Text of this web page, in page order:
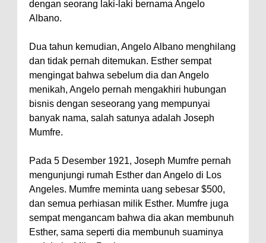
dengan seorang laki-laki bernama Angelo
Albano.
Dua tahun kemudian, Angelo Albano menghilang
dan tidak pernah ditemukan. Esther sempat
mengingat bahwa sebelum dia dan Angelo
menikah, Angelo pernah mengakhiri hubungan
bisnis dengan seseorang yang mempunyai
banyak nama, salah satunya adalah Joseph
Mumfre.
Pada 5 Desember 1921, Joseph Mumfre pernah
mengunjungi rumah Esther dan Angelo di Los
Angeles. Mumfre meminta uang sebesar $500,
dan semua perhiasan milik Esther. Mumfre juga
sempat mengancam bahwa dia akan membunuh
Esther, sama seperti dia membunuh suaminya